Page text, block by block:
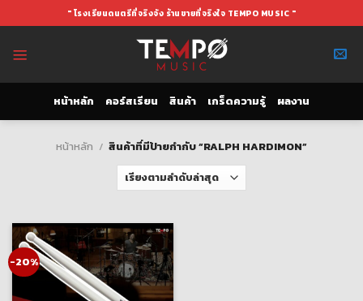
to
" โรงเรียนดนตรีที่จริงจัง ร้านขายที่จริงใจ TEMPO MUSIC "
หน้าหลัก คอร์สเรียน สินค้า เกร็ดความรู้ ผลงาน
หน้าหลัก / สินค้าที่มีป้ายกำกับ “RALPH HARDIMON”
-20%